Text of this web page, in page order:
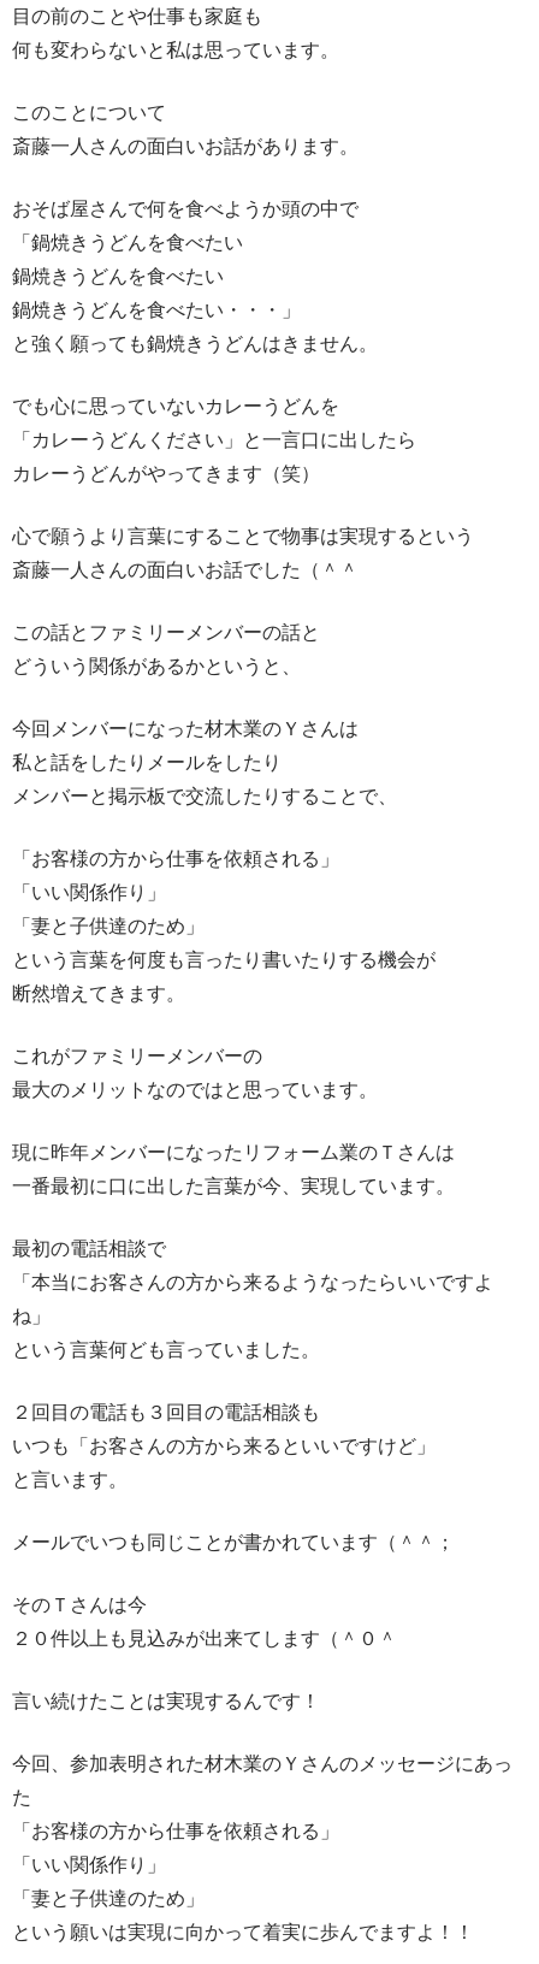
目の前のことや仕事も家庭も
何も変わらないと私は思っています。
このことについて
斎藤一人さんの面白いお話があります。
おそば屋さんで何を食べようか頭の中で
「鍋焼きうどんを食べたい
鍋焼きうどんを食べたい
鍋焼きうどんを食べたい・・・」
と強く願っても鍋焼きうどんはきません。
でも心に思っていないカレーうどんを
「カレーうどんください」と一言口に出したら
カレーうどんがやってきます（笑）
心で願うより言葉にすることで物事は実現するという
斎藤一人さんの面白いお話でした（＾＾
この話とファミリーメンバーの話と
どういう関係があるかというと、
今回メンバーになった材木業のＹさんは
私と話をしたりメールをしたり
メンバーと掲示板で交流したりすることで、
「お客様の方から仕事を依頼される」
「いい関係作り」
「妻と子供達のため」
という言葉を何度も言ったり書いたりする機会が
断然増えてきます。
これがファミリーメンバーの
最大のメリットなのではと思っています。
現に昨年メンバーになったリフォーム業のＴさんは
一番最初に口に出した言葉が今、実現しています。
最初の電話相談で
「本当にお客さんの方から来るようなったらいいですよ
ね」
という言葉何ども言っていました。
２回目の電話も３回目の電話相談も
いつも「お客さんの方から来るといいですけど」
と言います。
メールでいつも同じことが書かれています（＾＾；
そのＴさんは今
２０件以上も見込みが出来てします（＾０＾
言い続けたことは実現するんです！
今回、参加表明された材木業のＹさんのメッセージにあっ
た
「お客様の方から仕事を依頼される」
「いい関係作り」
「妻と子供達のため」
という願いは実現に向かって着実に歩んでますよ！！